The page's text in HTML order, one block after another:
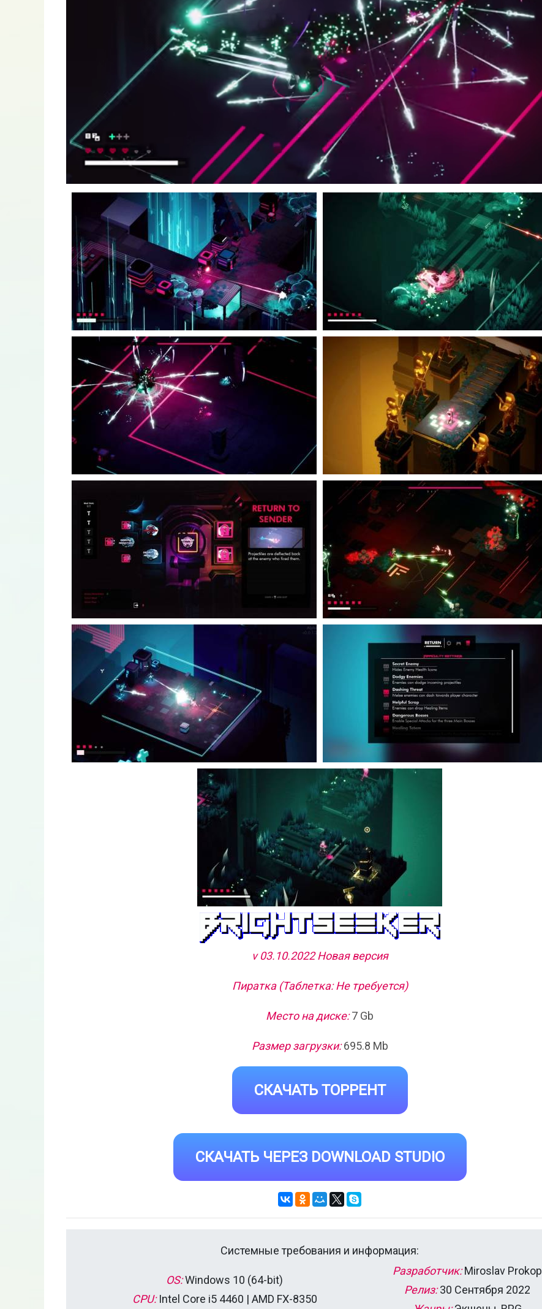
v 03.10.2022 Новая версия
Пиратка (Таблетка: Не требуется)
Место на диске:7 Gb
Размер загрузки:695.8 Mb
СКАЧАТЬ ТОРРЕНТ
СКАЧАТЬ ЧЕРЕЗ DOWNLOAD STUDIO
Системные требования и информация:
OS:Windows 10 (64-bit)
CPU:Intel Core i5 4460 | AMD FX-8350
Разработчик:Miroslav Prokop
Релиз:30 Сентября 2022